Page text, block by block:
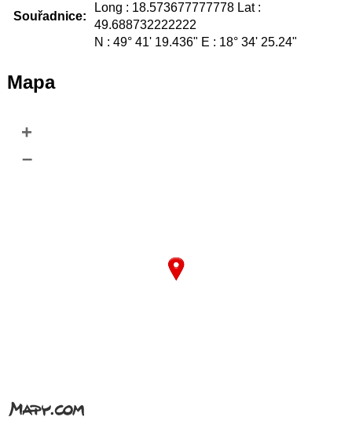
Souřadnice:
Long : 18.573677777778 Lat :
49.688732222222
N : 49° 41' 19.436" E : 18° 34' 25.24"
Mapa
+
–